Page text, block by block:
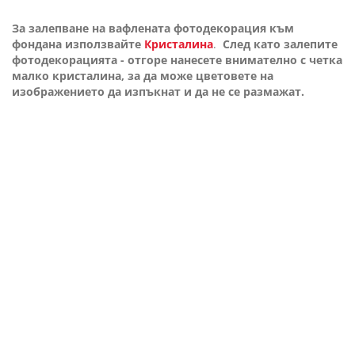
За залепване на вафлената фотодекорация към
фондана използвайте Кристалина. След като залепите
фотодекорацията - отгоре нанесете внимателно с четка
малко кристалина, за да може цветовете на
изображението да изпъкнат и да не се размажат.